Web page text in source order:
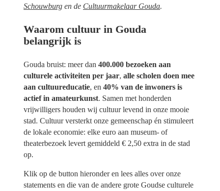
Schouwburg en de Cultuurmakelaar Gouda.
Waarom cultuur in Gouda
belangrijk is
Gouda bruist: meer dan 400.000 bezoeken aan
culturele activiteiten per jaar, alle scholen doen mee
aan cultuureducatie, en 40% van de inwoners is
actief in amateurkunst. Samen met honderden
vrijwilligers houden wij cultuur levend in onze mooie
stad. Cultuur versterkt onze gemeenschap én stimuleert
de lokale economie: elke euro aan museum- of
theaterbezoek levert gemiddeld € 2,50 extra in de stad
op.
Klik op de button hieronder en lees alles over onze
statements en die van de andere grote Goudse culturele